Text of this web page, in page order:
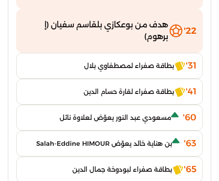
22'
هدف من بوعكازي بلقاسم سفيان (إ
برهوم)
31' بطاقة صفراء لمصطفاوي بلال
41' بطاقة صفراء لقارة حسام الدين
60' مسعودي عبد النور يعوّض لعلاوة نائل
63' بن هناية خالد يعوّض Salah-Eddine HIMOUR
65' بطاقة صفراء لبودوخة جمال الدين